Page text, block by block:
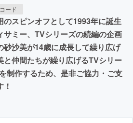
ード
のスピンオフとして1993年に誕生
サミー、TVシリーズの続編の企画
砂沙美が14歳に成長して繰り広げ
と仲間たちが繰り広げるTVシリー
制作するため、是非ご協力・ご支